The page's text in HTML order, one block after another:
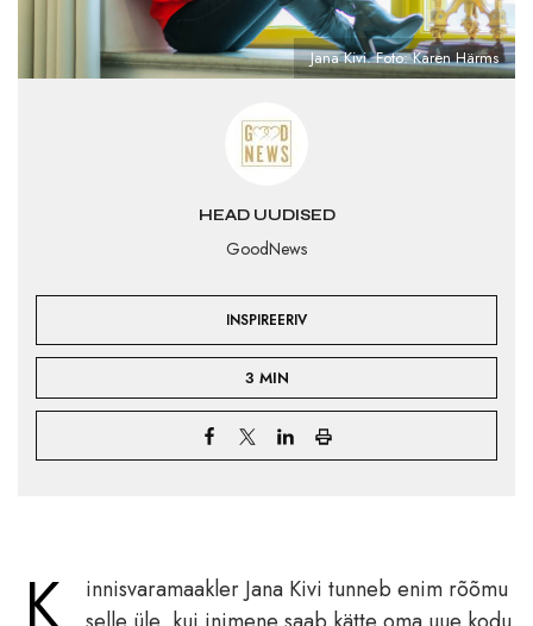
HEAD UUDISED
GoodNews
INSPIREERIV
3 MIN
Jana Kivi. Foto: Karen Härms
K
innisvaramaakler Jana Kivi tunneb enim rõõmu